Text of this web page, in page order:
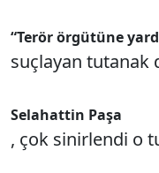
“Terör örgütüne
suçlayan tutanak
Selahattin Paşa
, çok sinirlendi o